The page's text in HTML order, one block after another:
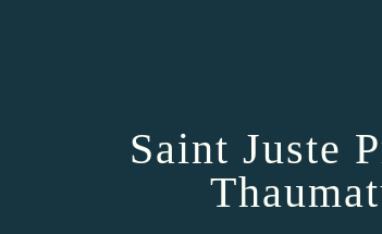
Saint Juste